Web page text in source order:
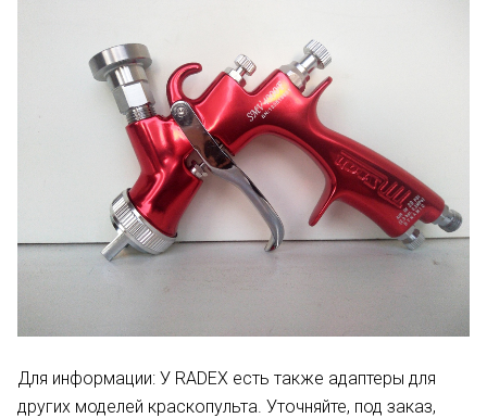
Для информации: У RADEX есть также адаптеры для
других моделей краскопульта. Уточняйте, под заказ,